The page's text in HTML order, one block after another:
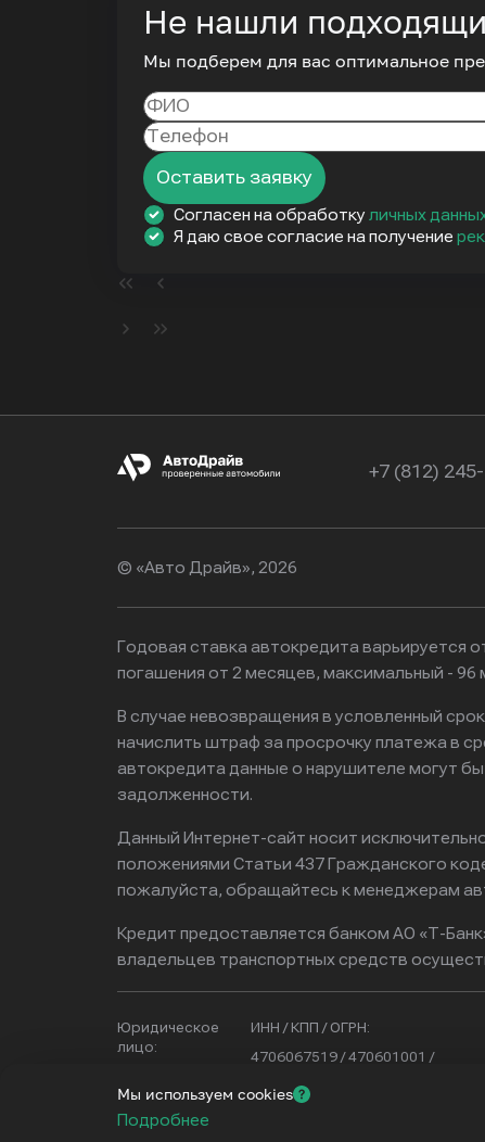
Не нашли
Мы подберем для вас оптимальное
Оставить заявку
Согласен на обработку личных
Я даю свое согласие на получение
+7 (812)
© «Авто Драйв», 2026
Годовая ставка автокредита варьируется
погашения от 2 месяцев, максимальный -
В случае невозвращения в условленный
начислить штраф за просрочку платежа в
автокредита данные о нарушителе могут
задолженности.
Данный Интернет-сайт носит
положениями Статьи 437 Гражданского
пожалуйста, обращайтесь к менеджерам
Кредит предоставляется банком АО «Т-
владельцев транспортных средств
Юридическое
лицо:
ИНВЕСТ»
ИНН / КПП / ОГРН:
4706067519 / 470601001 /
1234700027297
Мы используем cookies
Подробнее